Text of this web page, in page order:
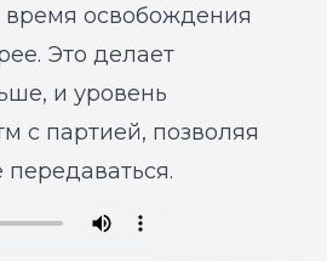
освобождения
Это делает
и уровень
с партией, позволяя